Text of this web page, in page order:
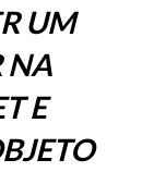
UM
NA
E